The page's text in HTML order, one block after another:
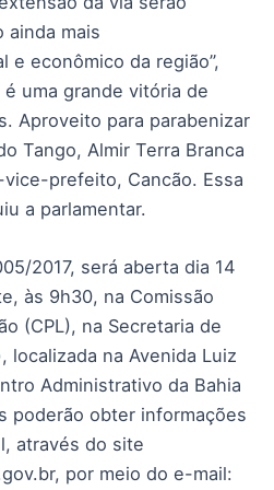
ainda mais
e econômico da região”,
uma grande vitória de
Aproveito para parabenizar
Tango, Almir Terra Branca
prefeito, Cancão. Essa
a parlamentar.
2017, será aberta dia 14
às 9h30, na Comissão
(CPL), na Secretaria de
localizada na Avenida Luiz
Administrativo da Bahia
poderão obter informações
através do site
por meio do e-mail: